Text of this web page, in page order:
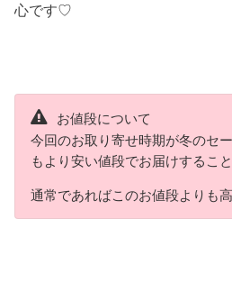
心です♡
お値段について
今回のお取り寄せ時期が冬のセ
もより安い値段でお届けするこ
通常であればこのお値段よりも高